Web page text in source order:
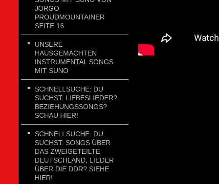
JORGO
PROUDMOUNTAINER
SEITE 16
UNSERE
HAUSGEMACHTEN
INSTRUMENTAL SONGS
MIT SUNO
SCHNELLSUCHE: DU
SUCHST: LIEBESLIEDER?
BEZIEHUNGSSONGS?
SCHAU HIER!
SCHNELLSUCHE: DU
SUCHST: SONGS ÜBER
DAS ZWEIGETEILTE
DEUTSCHLAND, LIEDER
ÜBER DIE DDR? SIEHE
HIER!